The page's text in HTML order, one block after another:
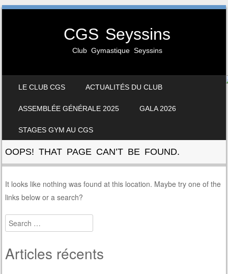
CGS Seyssins
Club Gymastique Seyssins
LE CLUB CGS ACTUALITÉS DU CLUB
ASSEMBLÉE GÉNÉRALE 2025 GALA 2026
STAGES GYM AU CGS
OOPS! THAT PAGE CAN’T BE FOUND.
It looks like nothing was found at this location. Maybe try one of the
links below or a search?
Search
Articles récents